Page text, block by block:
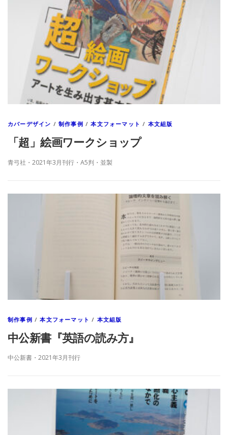
カバーデザイン /制作事例 /本文フォーマット / 本文組版
「超」絵画ワークショップ
青弓社・2021年3月刊行・A5判・並製
制作事例 /本文フォーマット / 本文組版
中公新書『英語の読み方』
中公新書・2021年3月刊行